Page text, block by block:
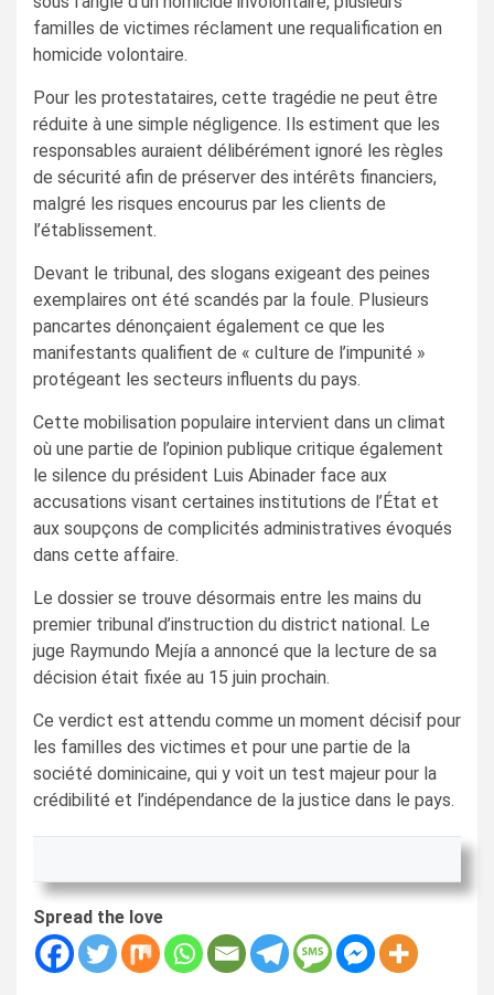
familles de victimes réclament une requalification en
homicide volontaire.
Pour les protestataires, cette tragédie ne peut être
réduite à une simple négligence. Ils estiment que les
responsables auraient délibérément ignoré les règles
de sécurité afin de préserver des intérêts financiers,
malgré les risques encourus par les clients de
l’établissement.
Devant le tribunal, des slogans exigeant des peines
exemplaires ont été scandés par la foule. Plusieurs
pancartes dénonçaient également ce que les
manifestants qualifient de « culture de l’impunité »
protégeant les secteurs influents du pays.
Cette mobilisation populaire intervient dans un climat
où une partie de l’opinion publique critique également
le silence du président Luis Abinader face aux
accusations visant certaines institutions de l’État et
aux soupçons de complicités administratives évoqués
dans cette affaire.
Le dossier se trouve désormais entre les mains du
premier tribunal d’instruction du district national. Le
juge Raymundo Mejía a annoncé que la lecture de sa
décision était fixée au 15 juin prochain.
Ce verdict est attendu comme un moment décisif pour
les familles des victimes et pour une partie de la
société dominicaine, qui y voit un test majeur pour la
crédibilité et l’indépendance de la justice dans le pays.
Spread the love